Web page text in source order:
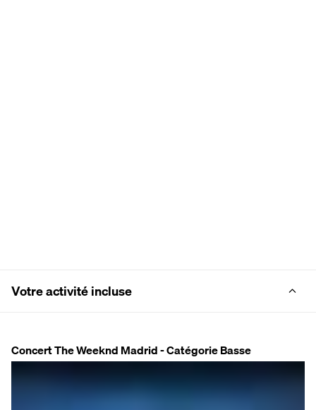
Votre activité incluse
Concert The Weeknd Madrid - Catégorie Basse